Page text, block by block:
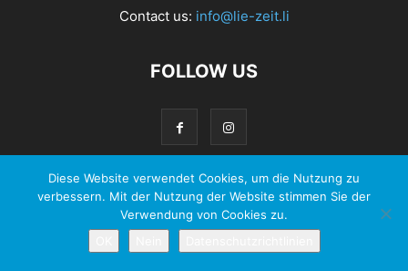
Contact us: info@lie-zeit.li
FOLLOW US
© 2026 - Zeit Verlag Anstalt | Datenschutzerklärung
Diese Website verwendet Cookies, um die Nutzung zu
verbessern. Mit der Nutzung der Website stimmen Sie der
Verwendung von Cookies zu.